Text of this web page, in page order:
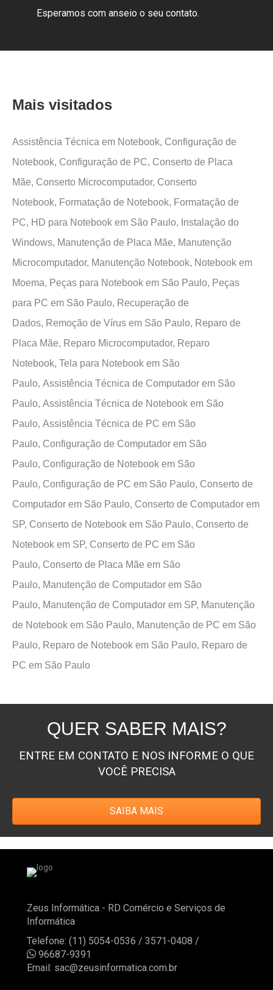
Esperamos com anseio o seu contato.
Mais visitados
Assistência Técnica em Notebook, Configuração de
Notebook, Configuração de PC, Conserto de Placa
Mãe, Conserto Microcomputador, Conserto
Notebook, Formatação de Notebook, Formatação de
PC, HD para Notebook em São Paulo, Instalação do
Windows, Manutenção de Placa Mãe, Manutenção
Microcomputador, Manutenção Notebook, Notebook em
Moema, Peças para Notebook em São Paulo, Peças
para PC em São Paulo, Recuperação de
Dados, Remoção de Vírus em São Paulo, Reparo de
Placa Mãe, Reparo Microcomputador, Reparo
Notebook, Tela para Notebook em São
Paulo, Assistência Técnica de Computador em São
Paulo, Assistência Técnica de Notebook em São
Paulo, Assistência Técnica de PC em São
Paulo, Configuração de Computador em São
Paulo, Configuração de Notebook em São
Paulo, Configuração de PC em São Paulo, Conserto de
Computador em São Paulo, Conserto de Computador em
SP, Conserto de Notebook em São Paulo, Conserto de
Notebook em SP, Conserto de PC em São
Paulo, Conserto de Placa Mãe em São
Paulo, Manutenção de Computador em São
Paulo, Manutenção de Computador em SP, Manutenção
de Notebook em São Paulo, Manutenção de PC em São
Paulo, Reparo de Notebook em São Paulo, Reparo de
PC em São Paulo
QUER SABER MAIS?
ENTRE EM CONTATO E NOS INFORME O QUE
VOCÊ PRECISA
SAIBA MAIS
Zeus Informática - RD Comércio e Serviços de
Informática
Telefone: (11) 5054-0536 / 3571-0408 /
 96687-9391
Email: sac@zeusinformatica.com.br